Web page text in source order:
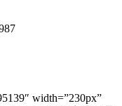
width=”230px”